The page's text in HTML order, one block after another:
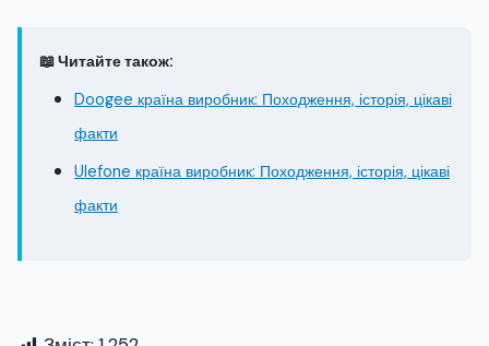
📖 Читайте також:
Doogee країна виробник: Походження, історія, цікаві
факти
Ulefone країна виробник: Походження, історія, цікаві
факти